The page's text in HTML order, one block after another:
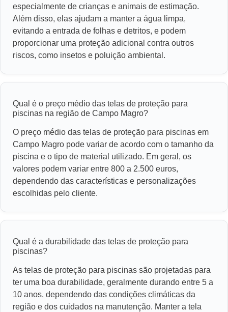
especialmente de crianças e animais de estimação.
Além disso, elas ajudam a manter a água limpa,
evitando a entrada de folhas e detritos, e podem
proporcionar uma proteção adicional contra outros
riscos, como insetos e poluição ambiental.
Qual é o preço médio das telas de proteção para
piscinas na região de Campo Magro?
O preço médio das telas de proteção para piscinas em
Campo Magro pode variar de acordo com o tamanho da
piscina e o tipo de material utilizado. Em geral, os
valores podem variar entre 800 a 2.500 euros,
dependendo das características e personalizações
escolhidas pelo cliente.
Qual é a durabilidade das telas de proteção para
piscinas?
As telas de proteção para piscinas são projetadas para
ter uma boa durabilidade, geralmente durando entre 5 a
10 anos, dependendo das condições climáticas da
região e dos cuidados na manutenção. Manter a tela